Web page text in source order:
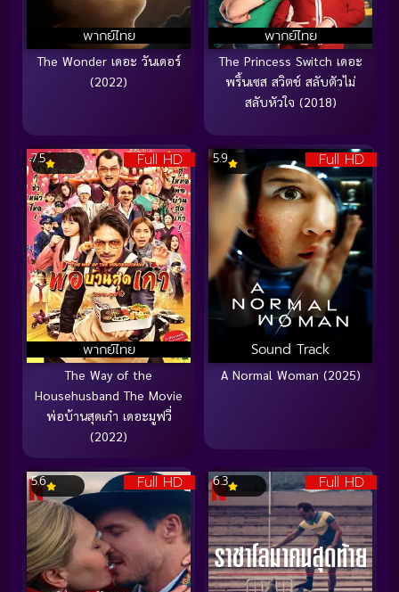
พากย์ไทย
The Wonder เดอะ วันเดอร์
(2022)
พากย์ไทย
The Princess Switch เดอะ
พริ้นเซส สวิตช์ สลับตัวไม่
สลับหัวใจ (2018)
Full HD
พากย์ไทย
7.5
The Way of the
Househusband The Movie
พ่อบ้านสุดเก๋า เดอะมูฟวี่
(2022)
Full HD
Sound Track
5.9
A Normal Woman (2025)
Full HD
5.6 Full HD
6.3